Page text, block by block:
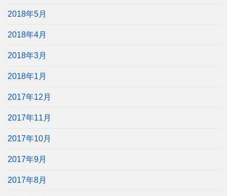
2018年5月
2018年4月
2018年3月
2018年1月
2017年12月
2017年11月
2017年10月
2017年9月
2017年8月